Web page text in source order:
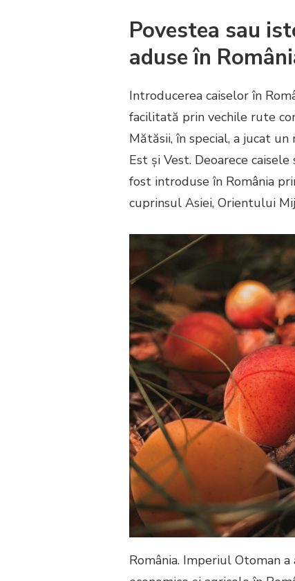
Povestea sau
aduse în
Introducerea caiselor în
facilitată prin vechile rute
Mătăsii, în special, a jucat
Est și Vest. Deoarece
fost introduse în România
cuprinsul Asiei, Orientului
România. Imperiul Otoman